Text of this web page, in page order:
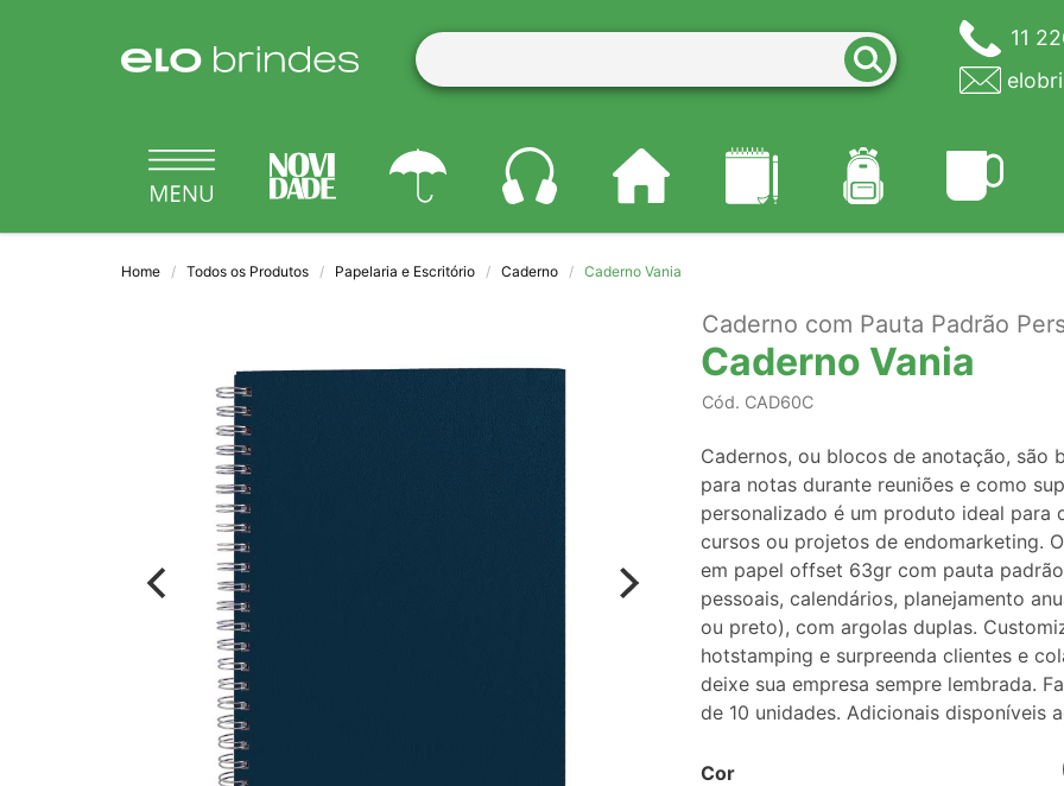
11
Home Todos os Produtos Papelaria e Escritório Caderno Caderno Vania
Caderno com Pauta Padrão
Caderno Vania
Cód. CAD60C
Cadernos, ou blocos de anotação,
para notas durante reuniões e como
personalizado é um produto ideal para
cursos ou projetos de endomarketing.
em papel offset 63gr com pauta
pessoais, calendários, planejamento
ou preto), com argolas duplas.
hotstamping e surpreenda clientes e
deixe sua empresa sempre lembrada.
de 10 unidades. Adicionais disponíveis
Cor